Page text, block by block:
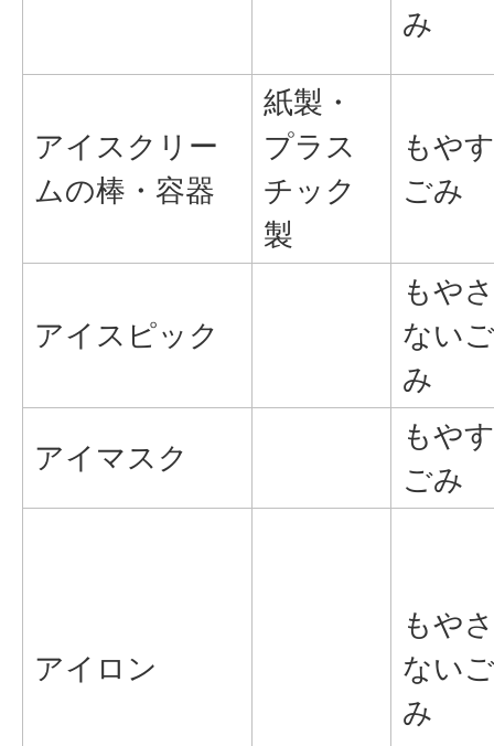
み
アイスクリー
ムの棒・容器
紙製・
プラス
チック
製
もやす
ごみ
アイスピック
もやさ
ないご
み
アイマスク
もやす
ごみ
アイロン
もやさ
ないご
み